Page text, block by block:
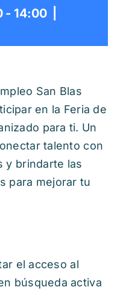
- 14:00
San Blas
en la Feria de
para ti. Un
talento con
y brindarte las
para mejorar tu
el acceso al
búsqueda activa